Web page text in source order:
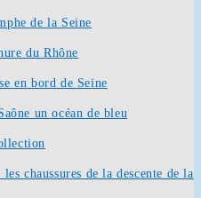
de la Seine
du Rhône
en bord de Seine
un océan de bleu
chaussures de la descente de la